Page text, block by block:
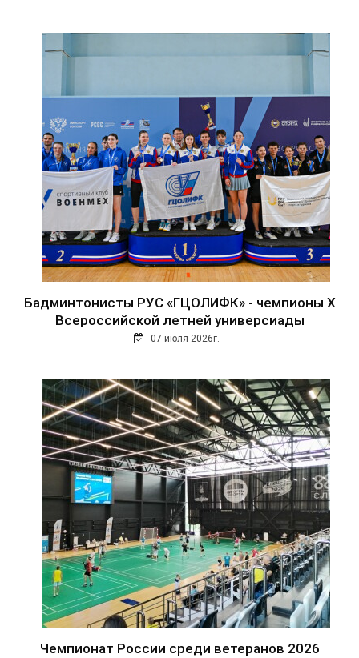
Бадминтонисты РУС «ГЦОЛИФК» - чемпионы Х
Всероссийской летней универсиады
07 июля 2026г.
Чемпионат России среди ветеранов 2026